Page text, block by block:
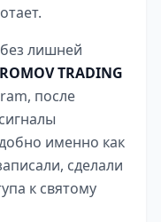
лишней
TRADING
после
именно как
сделали
к святому